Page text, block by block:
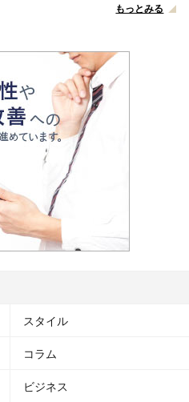
もっとみる
スタイル
コラム
ビジネス